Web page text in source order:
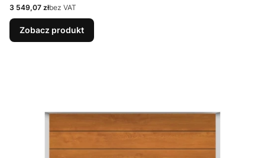
Cena
3 549,07 złbez VAT
Zobacz produkt